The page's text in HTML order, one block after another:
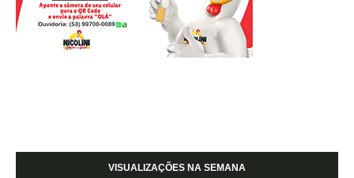
VISUALIZAÇÕES NA SEMANA